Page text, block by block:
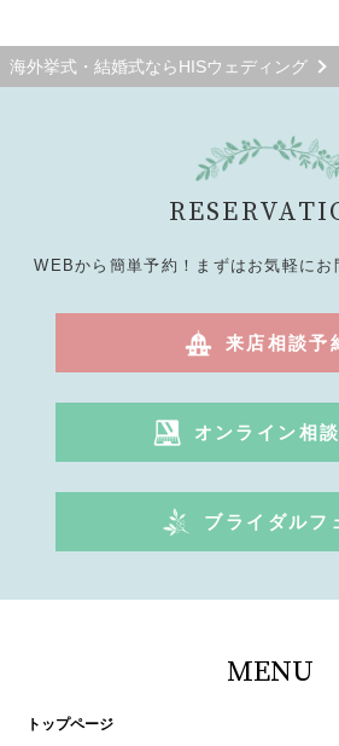
海外挙式・結婚式ならHISウェディング
WEBから簡単予約！まずはお気軽にお
来店相談予
オンライン相
ブライダルフ
MENU
トップページ